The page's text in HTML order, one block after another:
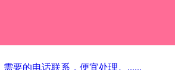
要的电话联系，便宜处理。......